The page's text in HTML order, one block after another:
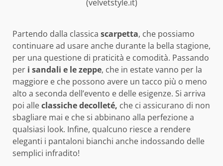
(velvetstyle.it)
Partendo dalla classica scarpetta, che possiamo
continuare ad usare anche durante la bella stagione,
per una questione di praticità e comodità. Passando
per i sandali e le zeppe, che in estate vanno per la
maggiore e che possono avere un tacco più o meno
alto a seconda dell’evento e delle esigenze. Si arriva
poi alleclassiche decolleté, che ci assicurano di non
sbagliare mai e che si abbinano alla perfezione a
qualsiasi look. Infine, qualcuno riesce a rendere
eleganti i pantaloni bianchi anche indossando delle
semplici infradito!